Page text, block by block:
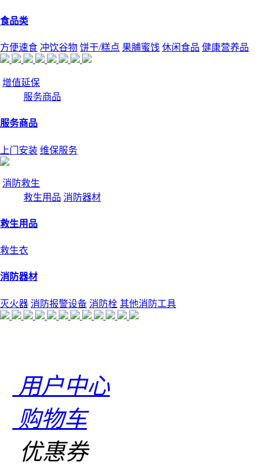
食品类
方便速食 冲饮谷物 饼干/糕点 果脯蜜饯 休闲食品 健康营养品
增值延保
服务商品
服务商品
上门安装 维保服务
消防救生
救生用品 消防器材
救生用品
救生衣
消防器材
灭火器 消防报警设备 消防栓 其他消防工具
用户中心
购物车
优惠券